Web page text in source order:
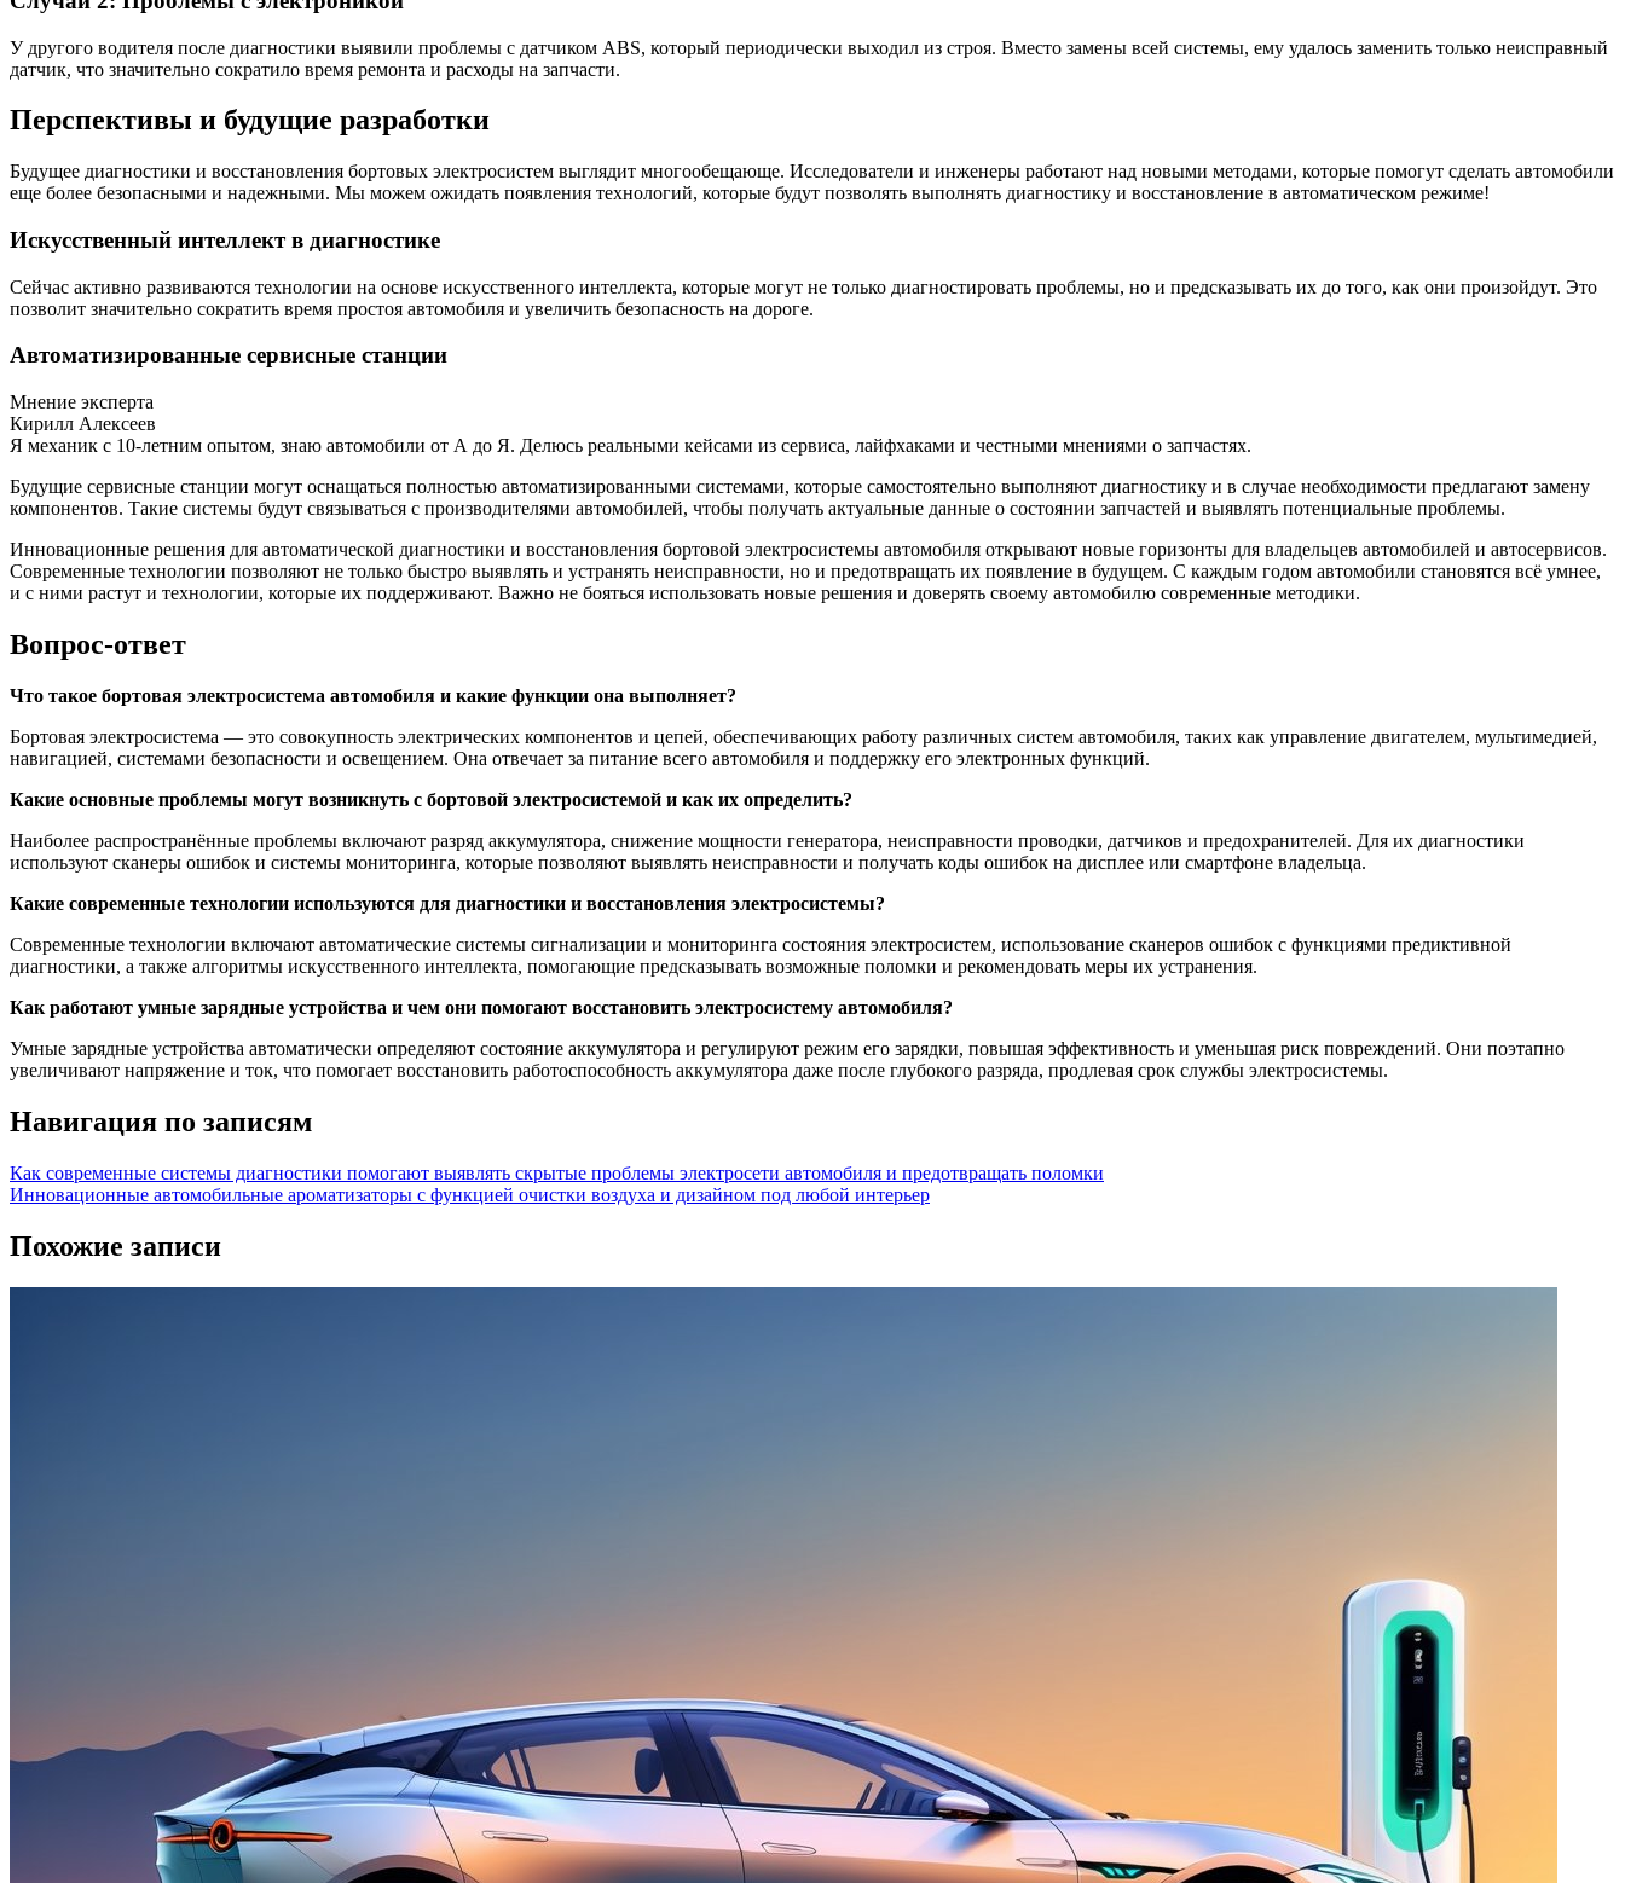
У другого водителя после диагностики выявили проблемы с датчиком ABS, который периодически выходил из строя. Вместо замены всей системы, ему удалось заменить только неисправный
датчик, что значительно сократило время ремонта и расходы на запчасти.
Перспективы и будущие разработки
Будущее диагностики и восстановления бортовых электросистем выглядит многообещающе. Исследователи и инженеры работают над новыми методами, которые помогут сделать автомобили
еще более безопасными и надежными. Мы можем ожидать появления технологий, которые будут позволять выполнять диагностику и восстановление в автоматическом режиме!
Искусственный интеллект в диагностике
Сейчас активно развиваются технологии на основе искусственного интеллекта, которые могут не только диагностировать проблемы, но и предсказывать их до того, как они произойдут. Это
позволит значительно сократить время простоя автомобиля и увеличить безопасность на дороге.
Автоматизированные сервисные станции
Мнение эксперта
Кирилл Алексеев
Я механик с 10-летним опытом, знаю автомобили от А до Я. Делюсь реальными кейсами из сервиса, лайфхаками и честными мнениями о запчастях.
Будущие сервисные станции могут оснащаться полностью автоматизированными системами, которые самостоятельно выполняют диагностику и в случае необходимости предлагают замену
компонентов. Такие системы будут связываться с производителями автомобилей, чтобы получать актуальные данные о состоянии запчастей и выявлять потенциальные проблемы.
Инновационные решения для автоматической диагностики и восстановления бортовой электросистемы автомобиля открывают новые горизонты для владельцев автомобилей и автосервисов.
Современные технологии позволяют не только быстро выявлять и устранять неисправности, но и предотвращать их появление в будущем. С каждым годом автомобили становятся всё умнее,
и с ними растут и технологии, которые их поддерживают. Важно не бояться использовать новые решения и доверять своему автомобилю современные методики.
Вопрос-ответ
Что такое бортовая электросистема автомобиля и какие функции она выполняет?
Бортовая электросистема — это совокупность электрических компонентов и цепей, обеспечивающих работу различных систем автомобиля, таких как управление двигателем, мультимедией,
навигацией, системами безопасности и освещением. Она отвечает за питание всего автомобиля и поддержку его электронных функций.
Какие основные проблемы могут возникнуть с бортовой электросистемой и как их определить?
Наиболее распространённые проблемы включают разряд аккумулятора, снижение мощности генератора, неисправности проводки, датчиков и предохранителей. Для их диагностики
используют сканеры ошибок и системы мониторинга, которые позволяют выявлять неисправности и получать коды ошибок на дисплее или смартфоне владельца.
Какие современные технологии используются для диагностики и восстановления электросистемы?
Современные технологии включают автоматические системы сигнализации и мониторинга состояния электросистем, использование сканеров ошибок с функциями предиктивной
диагностики, а также алгоритмы искусственного интеллекта, помогающие предсказывать возможные поломки и рекомендовать меры их устранения.
Как работают умные зарядные устройства и чем они помогают восстановить электросистему автомобиля?
Умные зарядные устройства автоматически определяют состояние аккумулятора и регулируют режим его зарядки, повышая эффективность и уменьшая риск повреждений. Они поэтапно
увеличивают напряжение и ток, что помогает восстановить работоспособность аккумулятора даже после глубокого разряда, продлевая срок службы электросистемы.
Навигация по записям
Как современные системы диагностики помогают выявлять скрытые проблемы электросети автомобиля и предотвращать поломки
Инновационные автомобильные ароматизаторы с функцией очистки воздуха и дизайном под любой интерьер
Похожие записи